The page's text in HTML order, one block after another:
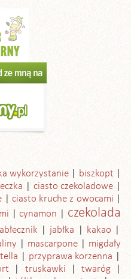
wykorzystanie
biszkopt
ciasto czekoladowe
ciasto kruche z owocami
cynamon czekolada
jabłka
kakao
mascarpone
migdały
przyprawa korzenna
truskawki
twaróg